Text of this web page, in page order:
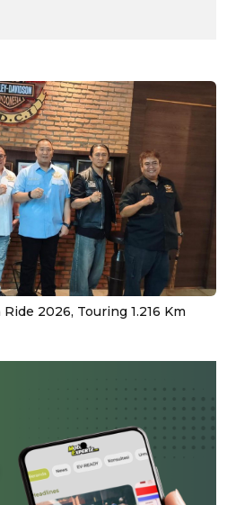
2026, Touring 1.216 Km